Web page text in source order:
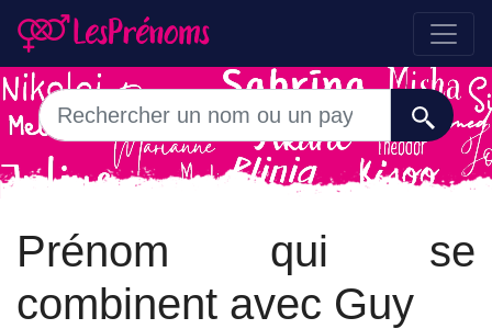
Prénom qui se
combinent avec Guy